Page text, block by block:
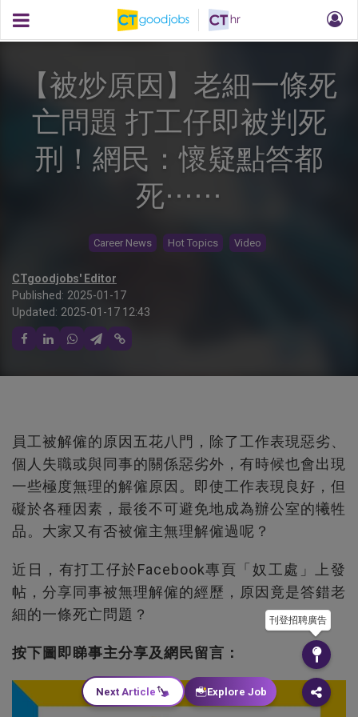
【被炒原因】老細一條死
亡問題 打工仔即被判死
刑！網民：懷疑點答都
死⋯⋯
Career News Hot Topics Video
CTgoodjobs' Editor
Published: 2025-01-17
Updated: 2025-01-17 12:43
員工被解僱的原因五花八門，除了工作表現惡劣、
個人失職或與同事的關係惡劣外，有時候也會出現
一些極度無理的解僱原因。即使工作表現良好，但
礙於各種因素，最後不可避免地成為辦公室的犧牲
品。大家又有否被僱主無理解僱過呢？
近日，有打工仔於Facebook專頁「奴工處」上發
帖，分享同事被無理解僱的經歷，原因竟是答錯老
細的一條死亡問題？
按下圖即睇事主分享及網民留言：
刊登招聘廣告
Next Article Explore Job